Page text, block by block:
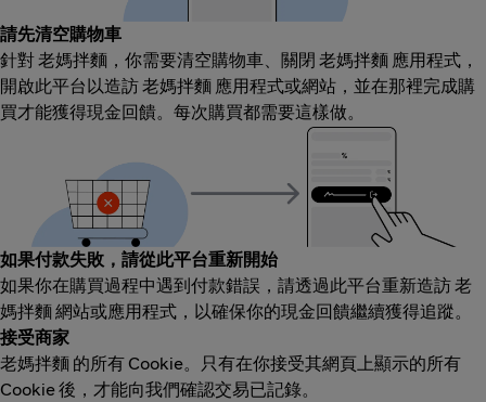
請先清空購物車
針對 老媽拌麵，你需要清空購物車、關閉 老媽拌麵 應用程式，
開啟此平台以造訪 老媽拌麵 應用程式或網站，並在那裡完成購
買才能獲得現金回饋。每次購買都需要這樣做。
如果付款失敗，請從此平台重新開始
如果你在購買過程中遇到付款錯誤，請透過此平台重新造訪 老
媽拌麵 網站或應用程式，以確保你的現金回饋繼續獲得追蹤。
接受商家
老媽拌麵 的所有 Cookie。只有在你接受其網頁上顯示的所有
Cookie 後，才能向我們確認交易已記錄。